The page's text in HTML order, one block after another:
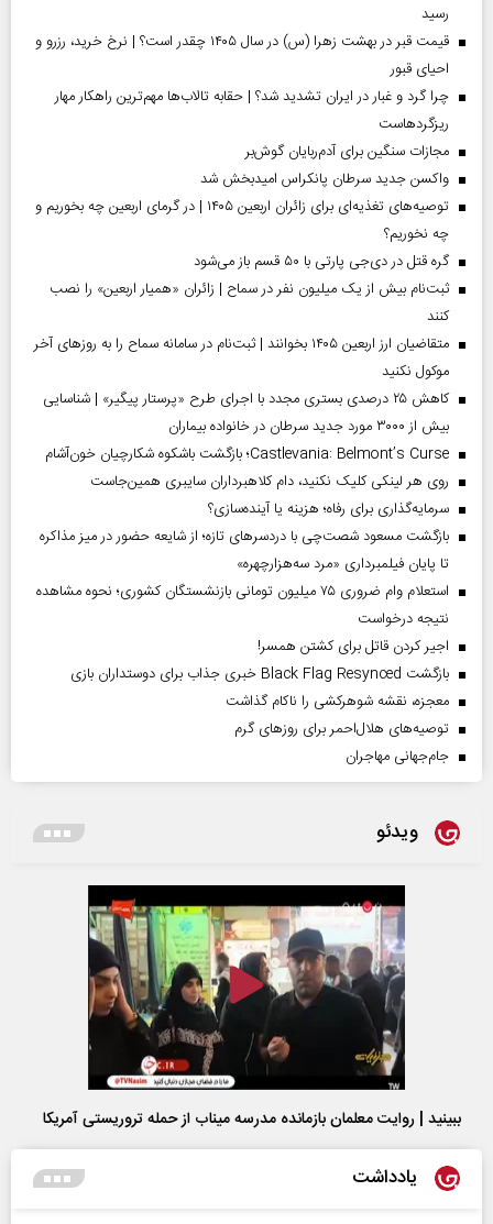
رسید
قیمت قبر در بهشت زهرا (س) در سال ۱۴۰۵ چقدر است؟ | نرخ خرید، رزرو و
احیای قبور
چرا گرد و غبار در ایران تشدید شد؟ | حقابه تالاب‌ها مهم‌ترین راهکار مهار
ریزگردهاست
مجازات سنگین برای آدم‌ربایان گوش‌بر
واکسن جدید سرطان پانکراس امیدبخش شد
توصیه‌های تغذیه‌ای برای زائران اربعین ۱۴۰۵ | در گرمای اربعین چه بخوریم و
چه نخوریم؟
گره قتل در دی‌جی پارتی با ۵۰ قسم باز می‌شود
ثبت‌نام بیش از یک میلیون نفر در سماح | زائران «همیار اربعین» را نصب
کنند
متقاضیان ارز اربعین ۱۴۰۵ بخوانند | ثبت‌نام در سامانه سماح را به روز‌های آخر
موکول نکنید
کاهش ۲۵ درصدی بستری مجدد با اجرای طرح «پرستار پیگیر» | شناسایی
بیش از ۳۰۰۰ مورد جدید سرطان در خانواده بیماران
Castlevania: Belmont’s Curse؛ بازگشت باشکوه شکارچیان خون‌آشام
روی هر لینکی کلیک نکنید، دام کلاهبرداران سایبری همین‌جاست
سرمایه‌گذاری برای رفاه؛ هزینه یا آینده‌سازی؟
بازگشت مسعود شصت‌چی با دردسر‌های تازه؛ از شایعه حضور در میز مذاکره
تا پایان فیلمبرداری «مرد سه‌هزارچهره»
استعلام وام ضروری ۷۵ میلیون تومانی بازنشستگان کشوری؛ نحوه مشاهده
نتیجه درخواست
اجیر کردن قاتل برای کشتن همسر!
بازگشت Black Flag Resynced خبری جذاب برای دوستداران بازی
معجزه، نقشه شوهرکشی را ناکام گذاشت
توصیه‌های هلال‌احمر برای روز‌های گرم
جام‌جهانی مهاجران
ویدئو
ببینید | روایت معلمان بازمانده مدرسه میناب از حمله تروریستی آمریکا
یادداشت